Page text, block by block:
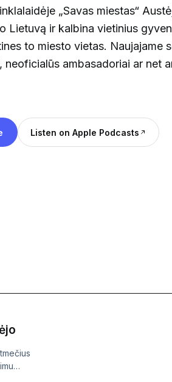
„Savas miestas“
Lietuvą ir kalbina vietinius
to miesto vietas. Naujajame
neoficialūs ambasadoriai ar net
supažindina su
pinigus ir kviečia patirti
pagal Vokietijos ambasados
Listen on Apple Podcasts